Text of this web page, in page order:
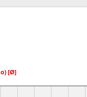
[Ø]